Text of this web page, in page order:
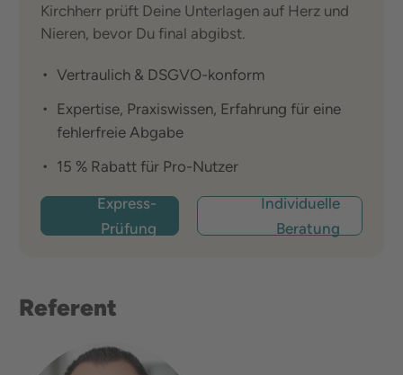
Kirchherr prüft Deine Unterlagen auf Herz und
Nieren, bevor Du final abgibst.
Vertraulich & DSGVO-konform
Expertise, Praxiswissen, Erfahrung für eine
fehlerfreie Abgabe
15 % Rabatt für Pro-Nutzer
Express-
Prüfung
Individuelle
Beratung
Referent